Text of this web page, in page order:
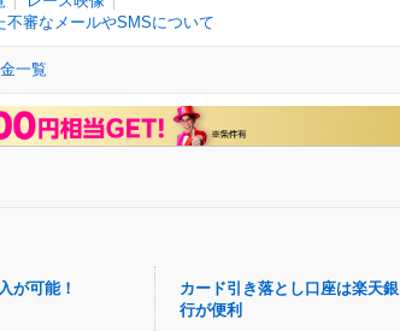
不審なメールやSMSについて
一覧
が可能！
カード引き落とし口座は楽天銀
行が便利